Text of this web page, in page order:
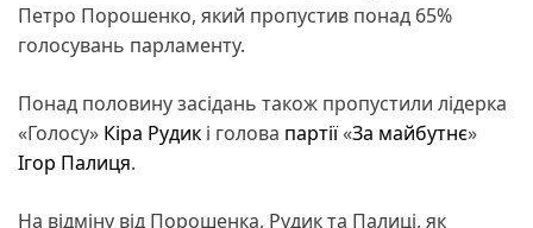
Петро Порошенко, який пропустив понад 65%
голосувань парламенту.
Понад половину засідань також пропустили лідерка
«Голосу» Кіра Рудик і голова партії«За майбутнє»
Ігор Палиця.
На відміну від Порошенка, Рудик та Палиці, як